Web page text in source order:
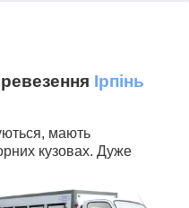
Ірпінь
мають
кузовах. Дуже